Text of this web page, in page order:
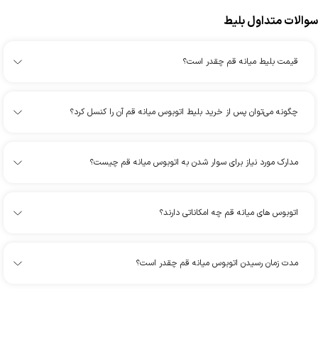
سوالات متداول بلیط
قیمت بلیط میانه قم چقدر است؟
چگونه می‌توان پس از خرید بلیط اتوبوس میانه قم آن را کنسل کرد؟
مدارک مورد نیاز برای سوار شدن به اتوبوس میانه قم چیست؟
اتوبوس های میانه قم چه امکاناتی دارند؟
مدت زمان رسیدن اتوبوس میانه قم چقدر است؟